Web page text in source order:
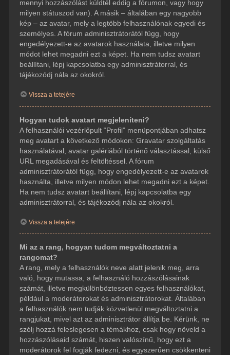
mennyi hozzászólást küldtél eddig a fórumon, vagy hogy
milyen státuszod van). A másik – általában egy nagyobb
kép – az avatar, mely a legtöbb felhasználónak egyedi és
személyes. A fórum adminisztrátorától függ, hogy
engedélyezett-e az avatarok használata, illetve milyen
módot lehet megadni ezt a képet. Ha nem tudsz avatart
beállítani, lépj kapcsolatba egy adminisztrátorral, és
tájékozódj nála az okokról.
Vissza a tetejére
Hogyan tudok avatart megjeleníteni?
A felhasználói vezérlőpult “Profil” menüpontjában adhatsz
meg avatart a következő módokon: Gravatar szolgáltatás
használatával, avatar galériából történő választással, külső
URL megadásával és feltöltéssel. A fórum
adminisztrátorától függ, hogy engedélyezett-e az avatarok
használta, illetve milyen módon lehet megadni ezt a képet.
Ha nem tudsz avatart beállítani, lépj kapcsolatba egy
adminisztrátorral, és tájékozódj nála az okokról.
Vissza a tetejére
Mi az a rang, hogyan tudom megváltoztatni a
rangomat?
A rang, mely a felhasználók neve alatt jelenik meg, arra
való, hogy mutassa, a felhasználó hozzászólásainak
számát, illetve megkülönböztessen egyes felhasználókat,
például a moderátorokat és adminisztrátorokat. Általában
a felhasználók nem tudják közvetlenül megváltoztatni a
rangjukat, mivel azt az adminisztrátor állítja be. Kérünk, ne
szólj hozzá feleslegesen a témákhoz, csak hogy növeld a
hozzászólásaid számát, hiszen valószínű, hogy ezt a
moderátorok fel fogják fedezni, és egyszerűen csökkenteni